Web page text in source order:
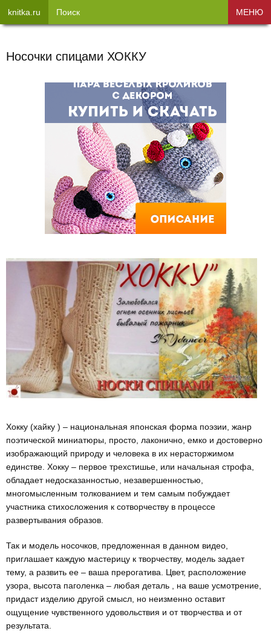
Носочки спицами ХОККУ
Хокку (хайку ) – национальная японская форма поэзии, жанр
поэтической миниатюры, просто, лаконично, емко и достоверно
изображающий природу и человека в их нерасторжимом
единстве. Хокку – первое трехстишье, или начальная строфа,
обладает недосказанностью, незавершенностью,
многомысленным толкованием и тем самым побуждает
участника стихосложения к сотворчеству в процессе
развертывания образов.
Так и модель носочков, предложенная в данном видео,
приглашает каждую мастерицу к творчеству, модель задает
тему, а развить ее – ваша прерогатива. Цвет, расположение
узора, высота паголенка – любая деталь , на ваше усмотрение,
придаст изделию другой смысл, но неизменно оставит
ощущение чувственного удовольствия и от творчества и от
результата.
knitka.ru Поиск МЕНЮ